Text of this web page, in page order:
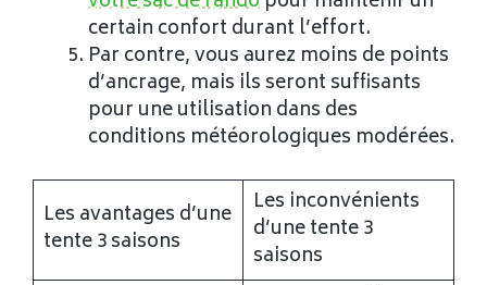
certain confort durant l’effort.
Par contre, vous aurez moins de points
d’ancrage, mais ils seront suffisants
pour une utilisation dans des
conditions météorologiques modérées.
Les avantages d’une
tente 3 saisons
Les inconvénients
d’une tente 3
saisons